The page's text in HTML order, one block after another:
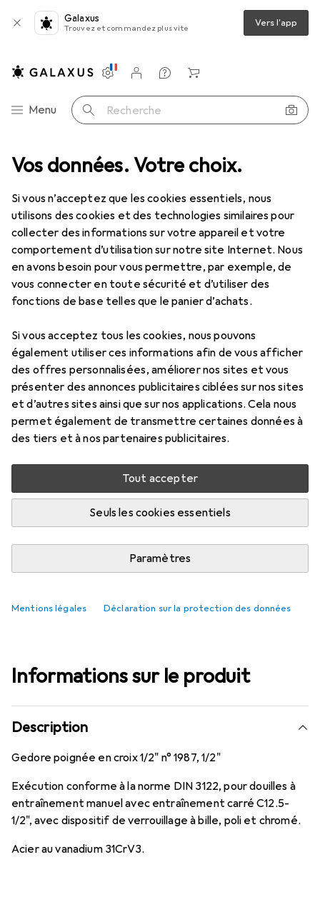
Vos données. Votre choix.
Si vous n’acceptez que les cookies essentiels, nous
utilisons des cookies et des technologies similaires pour
collecter des informations sur votre appareil et votre
comportement d’utilisation sur notre site Internet. Nous
en avons besoin pour vous permettre, par exemple, de
vous connecter en toute sécurité et d’utiliser des
fonctions de base telles que le panier d’achats.
Si vous acceptez tous les cookies, nous pouvons
également utiliser ces informations afin de vous afficher
des offres personnalisées, améliorer nos sites et vous
présenter des annonces publicitaires ciblées sur nos sites
et d’autres sites ainsi que sur nos applications. Cela nous
permet également de transmettre certaines données à
des tiers et à nos partenaires publicitaires.
Tout accepter
Seuls les cookies essentiels
Paramètres
Mentions légales Déclaration sur la protection des données
Galaxus
Trouvez et commandez plus vite Vers l'app
Navigation par catégorie
Menu Recherche
Paramètres
Compte client
Listes de comparaison
Listes d'envies
Panier
Outils de vissage Clé à douille + douilles Gedore Cross-grip
5 images
GedoreCross-grip
12,5 mm
EUR
19,99
Évaluations
Livré entre mar, 18/8 et jeu, 20/8
Plus de 10 pièces en stock chez le fournisseur
M'informer si le produit est disponible plus tôt
Ajouter au panier
Informations sur le produit
Description
Gedore poignée en croix 1/2" n° 1987, 1/2"
Exécution conforme à la norme DIN 3122, pour douilles à
entraînement manuel avec entraînement carré C12.5-
1/2", avec dispositif de verrouillage à bille, poli et chromé.
Acier au vanadium 31CrV3.